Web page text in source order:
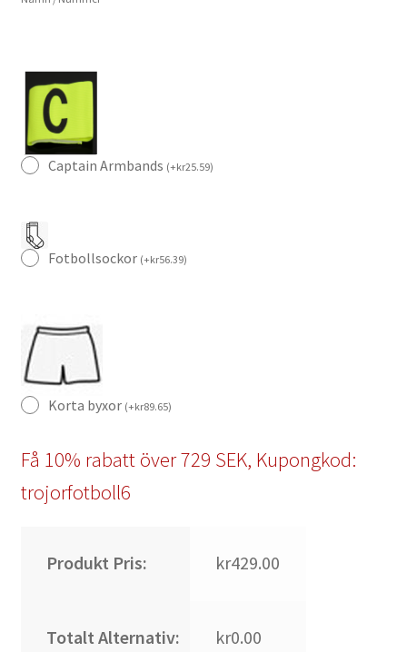
Captain Armbands (+kr25.59)
Fotbollsockor (+kr56.39)
Korta byxor (+kr89.65)
Få 10% rabatt över 729 SEK, Kupongkod:
trojorfotboll6
Produkt Pris: kr429.00
Totalt Alternativ: kr0.00